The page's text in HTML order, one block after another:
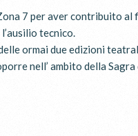
7 per aver contribuito
tecnico.
ormai due edizioni
nell’ ambito della